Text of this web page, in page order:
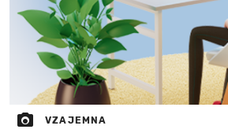
VZAJEMNA